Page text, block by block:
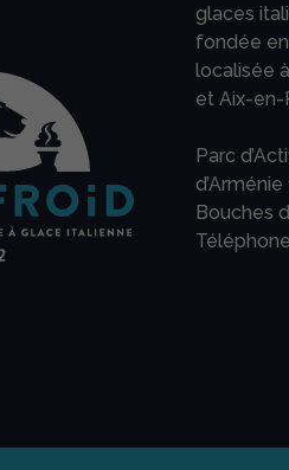
glaces
fondée
localisée
et Aix-en-
Parc
Bouches